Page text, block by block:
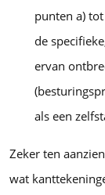
punten a)
de
ervan
als een
Zeker ten
wat